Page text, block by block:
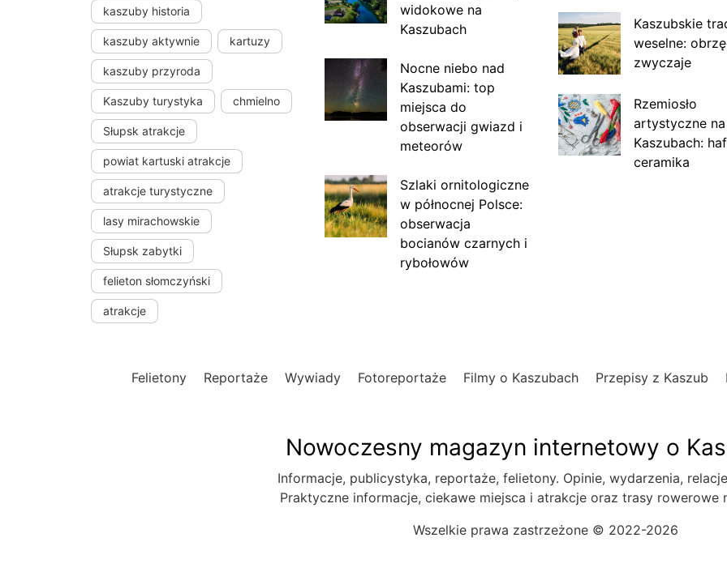
kaszuby historia
kaszuby aktywnie kartuzy
kaszuby przyroda
Kaszuby turystyka chmielno
Słupsk atrakcje
powiat kartuski atrakcje
atrakcje turystyczne
lasy mirachowskie
Słupsk zabytki
felieton słomczyński
atrakcje
widokowe na
Kaszubach
Nocne niebo nad
Kaszubami: top
miejsca do
obserwacji gwiazd i
meteorów
Szlaki ornitologiczne
w północnej Polsce:
obserwacja
bocianów czarnych i
rybołowów
Kaszubskie
weselne:
zwyczaje
Rzemiosło
artystyczne na
Kaszubach:
ceramika
Felietony Reportaże Wywiady Fotoreportaże Filmy o Kaszubach Przepisy z Kaszub
Nowoczesny magazyn internetowy o
Informacje, publicystyka, reportaże, felietony. Opinie, wydarzenia,
Praktyczne informacje, ciekawe miejsca i atrakcje oraz trasy rowerowe
Wszelkie prawa zastrzeżone © 2022-2026